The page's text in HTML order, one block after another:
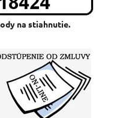
na stiahnutie.